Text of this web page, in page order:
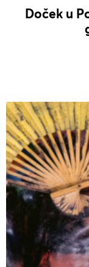
Doček u